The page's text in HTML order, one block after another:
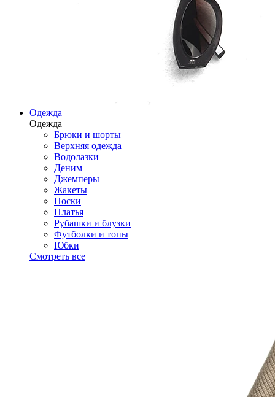
Одежда
Одежда
Брюки и шорты
Верхняя одежда
Водолазки
Деним
Джемперы
Жакеты
Носки
Платья
Рубашки и блузки
Футболки и топы
Юбки
Смотреть все